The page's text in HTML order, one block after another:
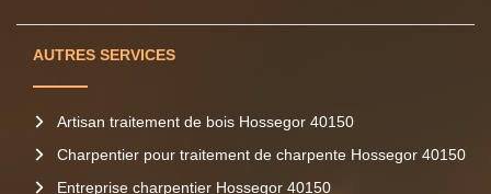
AUTRES SERVICES
Artisan traitement de bois Hossegor 40150
Charpentier pour traitement de charpente Hossegor 40150
Entreprise charpentier Hossegor 40150